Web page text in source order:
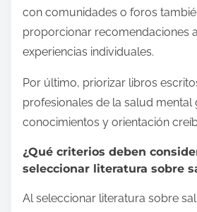
con comunidades o foros
proporcionar recomendaciones
experiencias individuales.
Por último, priorizar libros
profesionales de la salud mental
conocimientos y orientación
¿Qué criterios deben
seleccionar literatura sobre
Al seleccionar literatura sobre